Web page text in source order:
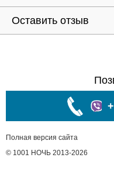
Оставить отзыв
Полная версия сайта
© 1001 НОЧЬ 2013-2026